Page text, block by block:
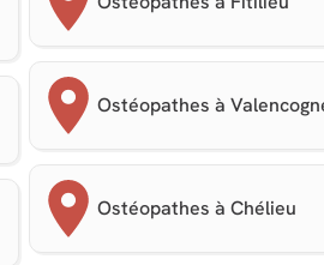
Ostéopathes à
Ostéopathes à Chélieu